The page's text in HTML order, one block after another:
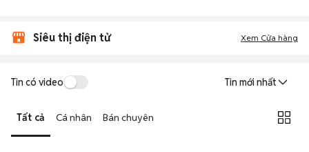
Siêu thị điện tử Xem Cửa hàng
Tin có video Tin mới nhất
Tất cả Cá nhân Bán chuyên